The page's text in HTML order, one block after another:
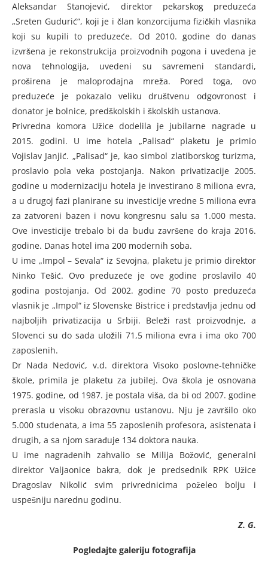
Aleksandar Stanojević, direktor pekarskog preduzeća
„Sreten Gudurić“, koji je i član konzorcijuma fizičkih vlasnika
koji su kupili to preduzeće. Od 2010. godine do danas
izvršena je rekonstrukcija proizvodnih pogona i uvedena je
nova tehnologija, uvedeni su savremeni standardi,
proširena je maloprodajna mreža. Pored toga, ovo
preduzeće je pokazalo veliku društvenu odgovronost i
donator je bolnice, predškolskih i školskih ustanova.
Privredna komora Užice dodelila je jubilarne nagrade u
2015. godini. U ime hotela „Palisad“ plaketu je primio
Vojislav Janjić. „Palisad“ je, kao simbol zlatiborskog turizma,
proslavio pola veka postojanja. Nakon privatizacije 2005.
godine u modernizaciju hotela je investirano 8 miliona evra,
a u drugoj fazi planirane su investicije vredne 5 miliona evra
za zatvoreni bazen i novu kongresnu salu sa 1.000 mesta.
Ove investicije trebalo bi da budu završene do kraja 2016.
godine. Danas hotel ima 200 modernih soba.
U ime „Impol – Sevala“ iz Sevojna, plaketu je primio direktor
Ninko Tešić. Ovo preduzeće je ove godine proslavilo 40
godina postojanja. Od 2002. godine 70 posto preduzeća
vlasnik je „Impol“ iz Slovenske Bistrice i predstavlja jednu od
najboljih privatizacija u Srbiji. Beleži rast proizvodnje, a
Slovenci su do sada uložili 71,5 miliona evra i ima oko 700
zaposlenih.
Dr Nada Nedović, v.d. direktora Visoko poslovne-tehničke
škole, primila je plaketu za jubilej. Ova škola je osnovana
1975. godine, od 1987. je postala viša, da bi od 2007. godine
prerasla u visoku obrazovnu ustanovu. Nju je završilo oko
5.000 studenata, a ima 55 zaposlenih profesora, asistenata i
drugih, a sa njom sarađuje 134 doktora nauka.
U ime nagrađenih zahvalio se Milija Božović, generalni
direktor Valjaonice bakra, dok je predsednik RPK Užice
Dragoslav Nikolić svim privrednicima poželeo bolju i
uspešniju narednu godinu.
Z. G.
Pogledajte galeriju fotografija